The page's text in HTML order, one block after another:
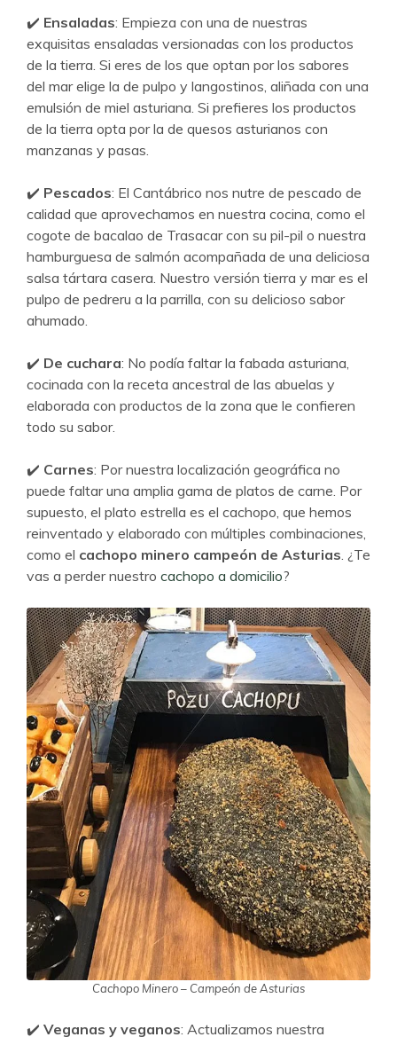
✔️ Ensaladas: Empieza con una de nuestras
exquisitas ensaladas versionadas con los productos
de la tierra. Si eres de los que optan por los sabores
del mar elige la de pulpo y langostinos, aliñada con una
emulsión de miel asturiana. Si prefieres los productos
de la tierra opta por la de quesos asturianos con
manzanas y pasas.
✔️ Pescados: El Cantábrico nos nutre de pescado de
calidad que aprovechamos en nuestra cocina, como el
cogote de bacalao de Trasacar con su pil-pil o nuestra
hamburguesa de salmón acompañada de una deliciosa
salsa tártara casera. Nuestro versión tierra y mar es el
pulpo de pedreru a la parrilla, con su delicioso sabor
ahumado.
✔️ De cuchara: No podía faltar la fabada asturiana,
cocinada con la receta ancestral de las abuelas y
elaborada con productos de la zona que le confieren
todo su sabor.
✔️ Carnes: Por nuestra localización geográfica no
puede faltar una amplia gama de platos de carne. Por
supuesto, el plato estrella es el cachopo, que hemos
reinventado y elaborado con múltiples combinaciones,
como el cachopo minero campeón de Asturias. ¿Te
vas a perder nuestro cachopo a domicilio?
Cachopo Minero – Campeón de Asturias
✔️ Veganas y veganos: Actualizamos nuestra